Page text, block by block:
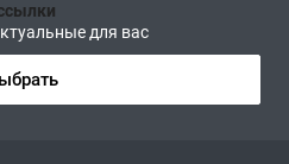
для вас